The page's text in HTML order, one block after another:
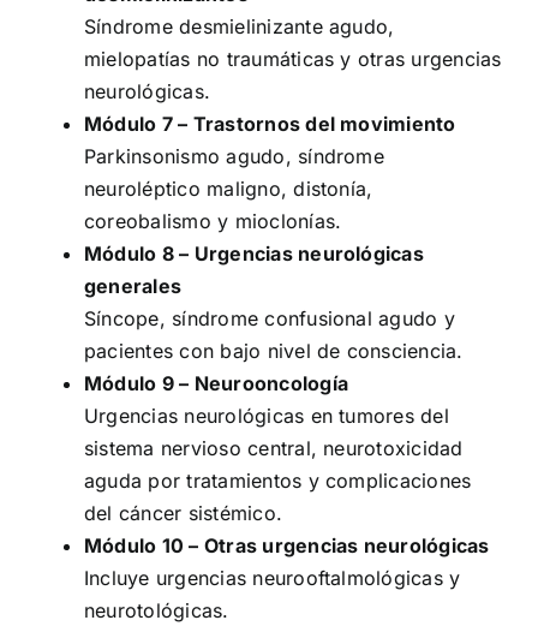
Síndrome desmielinizante agudo,
mielopatías no traumáticas y otras urgencias
neurológicas.
Módulo 7 – Trastornos del movimiento
Parkinsonismo agudo, síndrome
neuroléptico maligno, distonía,
coreobalismo y mioclonías.
Módulo 8 – Urgencias neurológicas
generales
Síncope, síndrome confusional agudo y
pacientes con bajo nivel de consciencia.
Módulo 9 – Neurooncología
Urgencias neurológicas en tumores del
sistema nervioso central, neurotoxicidad
aguda por tratamientos y complicaciones
del cáncer sistémico.
Módulo 10 – Otras urgencias neurológicas
Incluye urgencias neurooftalmológicas y
neurotológicas.